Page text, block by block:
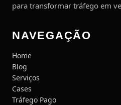
para transformar tráfego em
NAVEGAÇÃO
Home
Blog
Serviços
Cases
Tráfego Pago